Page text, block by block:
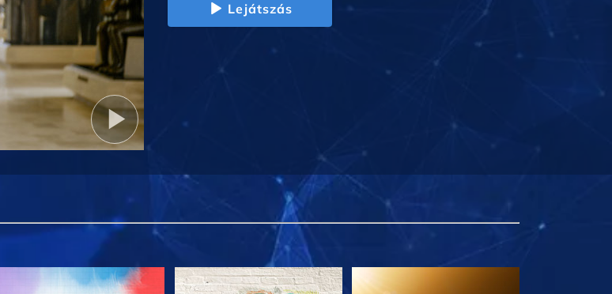
Lejátszás